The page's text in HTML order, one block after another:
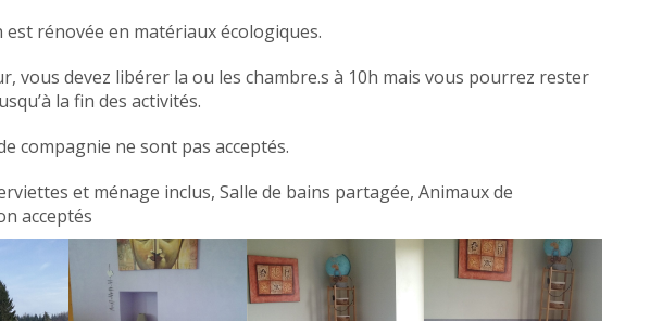
rénovée en matériaux écologiques.
vous devez libérer la ou les chambre.s à 10h mais vous pourrez rester
la fin des activités.
compagnie ne sont pas acceptés.
et ménage inclus, Salle de bains partagée, Animaux de
acceptés